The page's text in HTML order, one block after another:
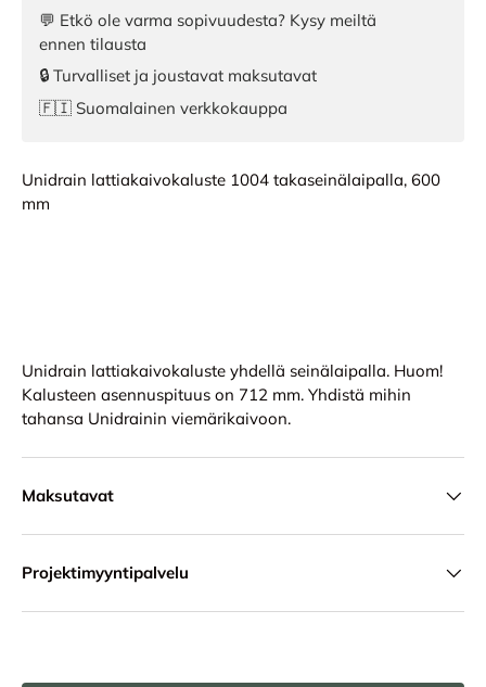
💬 Etkö ole varma sopivuudesta? Kysy meiltä
ennen tilausta
🔒 Turvalliset ja joustavat maksutavat
🇫🇮 Suomalainen verkkokauppa
Unidrain lattiakaivokaluste 1004 takaseinälaipalla, 600
mm
Unidrain lattiakaivokaluste yhdellä seinälaipalla. Huom!
Kalusteen asennuspituus on 712 mm. Yhdistä mihin
tahansa Unidrainin viemärikaivoon.
Maksutavat
Projektimyyntipalvelu